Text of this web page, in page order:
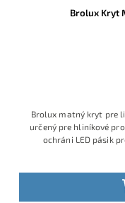
Brolux Kryt
Brolux matný kryt pre
určený pre hliníkové
ochráni LED pásik